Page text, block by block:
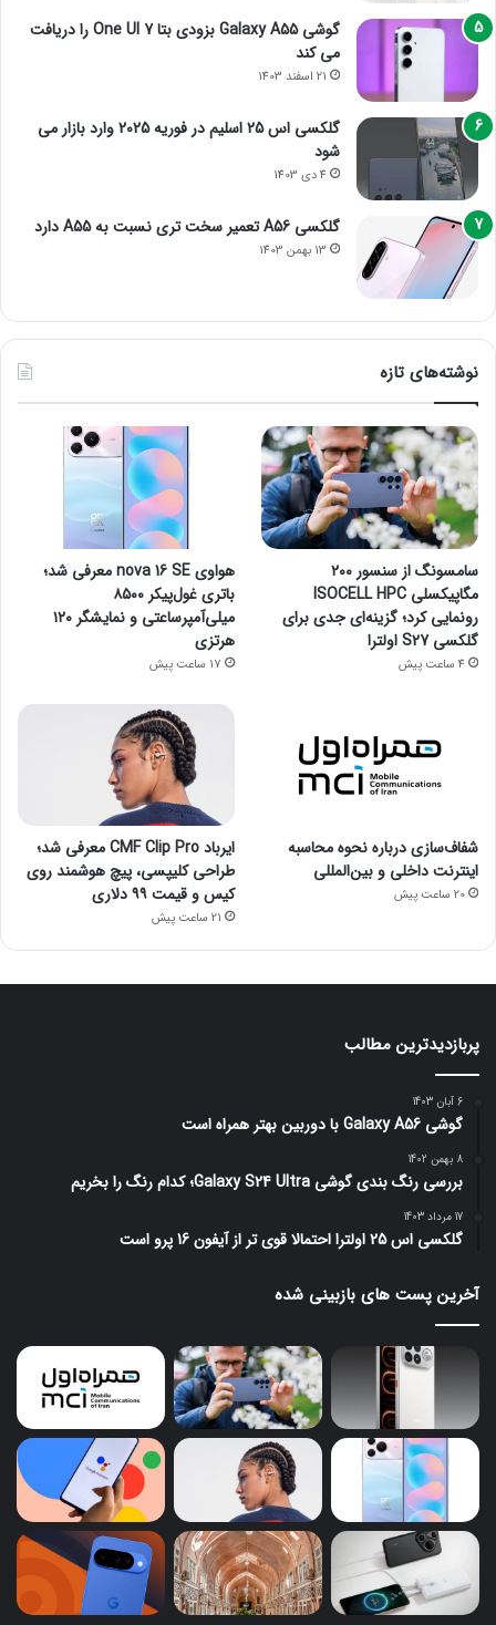
گوشی Galaxy A55 بزودی بتا One UI 7 را دریافت
می کند
21 اسفند 1403
گلکسی اس 25 اسلیم در فوریه 2025 وارد بازار می
شود
4 دی 1403
گلکسی A56 تعمیر سخت تری نسبت به A55 دارد
13 بهمن 1403
نوشته‌های تازه
سامسونگ از سنسور ۲۰۰
مگاپیکسلی ISOCELL HPC
رونمایی کرد؛ گزینه‌ای جدی برای
گلکسی S27 اولترا
4 ساعت پیش
هواوی nova 16 SE معرفی شد؛
باتری غول‌پیکر ۸۵۰۰
میلی‌آمپرساعتی و نمایشگر ۱۲۰
هرتزی
17 ساعت پیش
شفاف‌سازی درباره نحوه محاسبه
اینترنت داخلی و بین‌المللی
20 ساعت پیش
ایرباد CMF Clip Pro معرفی شد؛
طراحی کلیپسی، پیچ هوشمند روی
کیس و قیمت ۹۹ دلاری
21 ساعت پیش
پربازدیدترین مطالب
6 آبان 1403
گوشی Galaxy A56 با دوربین بهتر همراه است
8 بهمن 1402
بررسی رنگ بندی گوشی Galaxy S24 Ultra؛ کدام رنگ را بخریم
17 مرداد 1403
گلکسی اس 25 اولترا احتمالا قوی تر از آیفون 16 پرو است
آخرین پست های بازبینی شده